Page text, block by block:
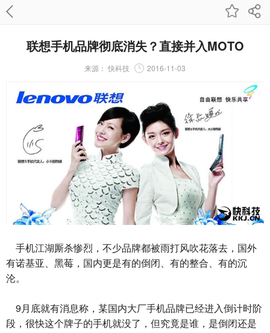
联想手机品牌彻底消失？直接并入MOTO
来源： 快科技 2016-11-03
手机江湖厮杀惨烈，不少品牌都被雨打风吹花落去，国外
有诺基亚、黑莓，国内更是有的倒闭、有的整合、有的沉
沦。
9月底就有消息称，某国内大厂手机品牌已经进入倒计时阶
段，很快这个牌子的手机就没了，但究竟是谁，是倒闭还是